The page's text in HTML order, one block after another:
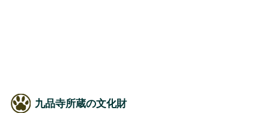
九品寺所蔵の文化財